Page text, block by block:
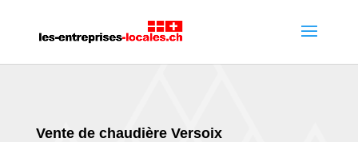
Vente de chaudière Versoix